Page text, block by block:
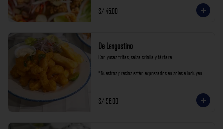
S/ 46.00
De Langostino
Con yucas fritas, salsa criolla y tártara.
*Nuestros precios están expresados en soles e incluyen
S/ 56.00